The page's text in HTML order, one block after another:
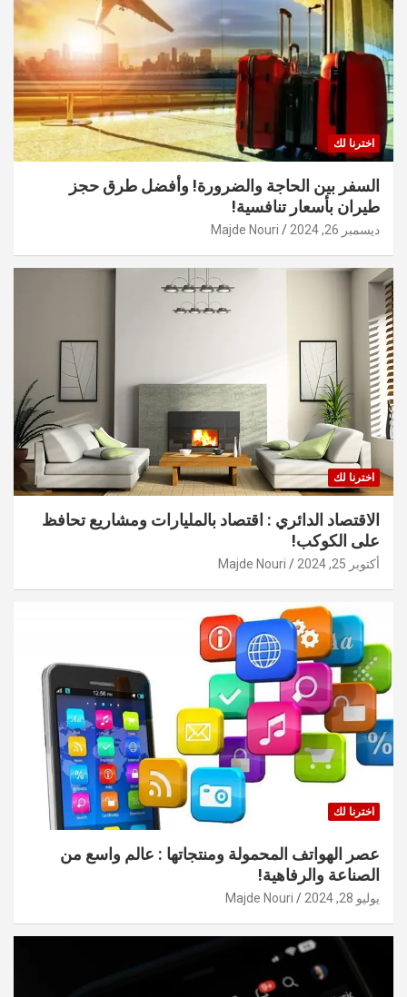
اخترنا لك
السفر بين الحاجة والضرورة! وأفضل طرق حجز
طيران بأسعار تنافسية!
ديسمبر 26, 2024 Majde Nouri
اخترنا لك
الاقتصاد الدائري : اقتصاد بالمليارات ومشاريع تحافظ
على الكوكب!
أكتوبر 25, 2024 Majde Nouri
اخترنا لك
عصر الهواتف المحمولة ومنتجاتها : عالم واسع من
الصناعة والرفاهية!
يوليو 28, 2024 Majde Nouri